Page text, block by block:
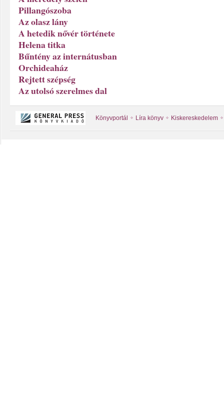
Pillangószoba
Az olasz lány
A hetedik nővér története
Helena titka
Bűntény az internátusban
Orchideaház
Rejtett szépség
Az utolsó szerelmes dal
Könyvportál Líra könyv Kiskereskedelem